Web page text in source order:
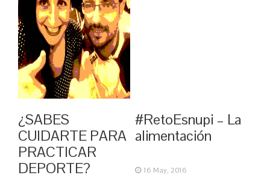
¿SABES
CUIDARTE PARA
PRACTICAR
DEPORTE?
#RetoEsnupi – La
alimentación
16 May, 2016